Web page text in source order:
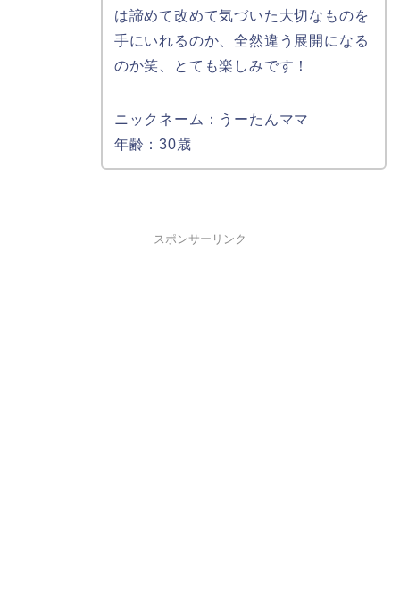
は諦めて改めて気づいた大切なものを
手にいれるのか、全然違う展開になる
のか笑、とても楽しみです！
ニックネーム：うーたんママ
年齢：30歳
スポンサーリンク